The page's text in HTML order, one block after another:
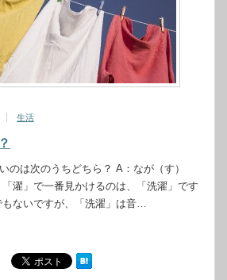
生活
のは次のうちどちら？ A：なが（す）
濯」で一番見かけるのは、「洗濯」です
もないですが、「洗濯」は音…